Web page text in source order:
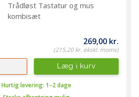
Trådløst Tastatur og mus
kombisæt
269,00 kr.
(215,20 kr. ekskl. moms)
Hurtig levering: 1–2 dage
Læg i kurv